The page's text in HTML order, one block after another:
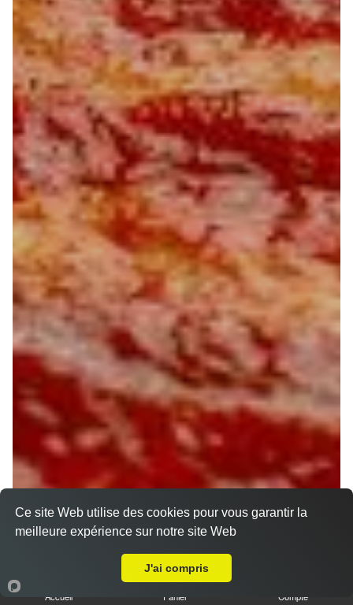
Accueil Panier Compte
Ce site Web utilise des cookies pour vous garantir la
meilleure expérience sur notre site Web
J'ai compris